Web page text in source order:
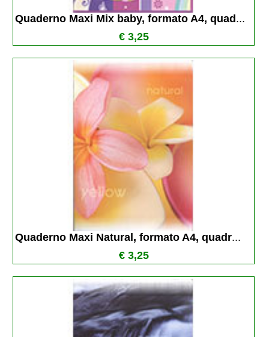
Quaderno Maxi Mix baby, formato A4, quad ...
€ 3,25
Quaderno Maxi Natural, formato A4, quadr...
€ 3,25